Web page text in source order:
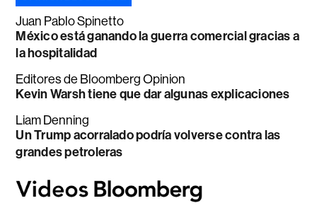
Juan Pablo Spinetto
México está ganando la guerra comercial gracias a
la hospitalidad
Editores de Bloomberg Opinion
Kevin Warsh tiene que dar algunas explicaciones
Liam Denning
Un Trump acorralado podría volverse contra las
grandes petroleras